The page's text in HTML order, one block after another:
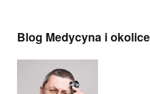
Blog Medycyna i okolice